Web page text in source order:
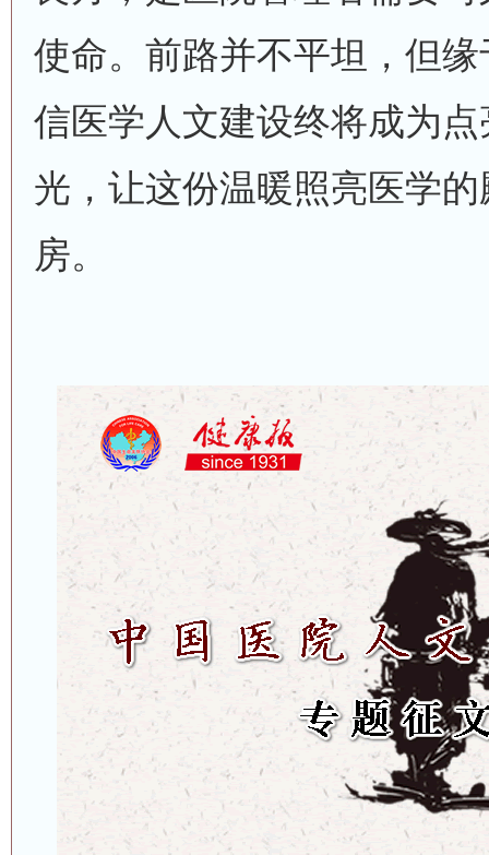
使命。前路并不平坦，但
信医学人文建设终将成为
光，让这份温暖照亮医学
房。